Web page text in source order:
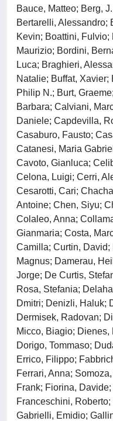
Bauce, Matteo; Berg,
Bertarelli, Alessandro;
Kevin; Boattini,
Maurizio; Bordini,
Luca; Braghieri,
Natalie; Buffat,
Philip N.; Burt,
Barbara; Calviani,
Daniele; Capdevilla,
Casaburo, Fausto;
Catanesi, Maria
Cavoto, Gianluca;
Celona, Luigi; Cerri,
Cesarotti, Cari;
Antoine; Chen, Siyu;
Colaleo, Anna;
Gianmaria; Costa,
Camilla; Curtin, David;
Magnus; Damerau,
Jorge; De Curtis,
Rosa, Stefania;
Dmitri; Denizli, Haluk;
Dermisek, Radovan;
Micco, Biagio;
Dorigo, Tommaso;
Errico, Filippo;
Ferrari, Anna;
Frank; Fiorina,
Franceschini,
Gabrielli, Emidio;